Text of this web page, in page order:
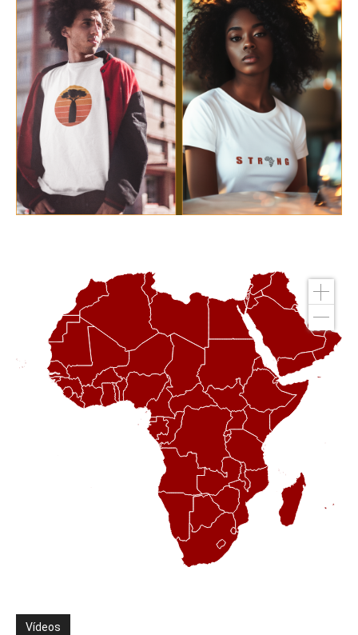
Vídeos